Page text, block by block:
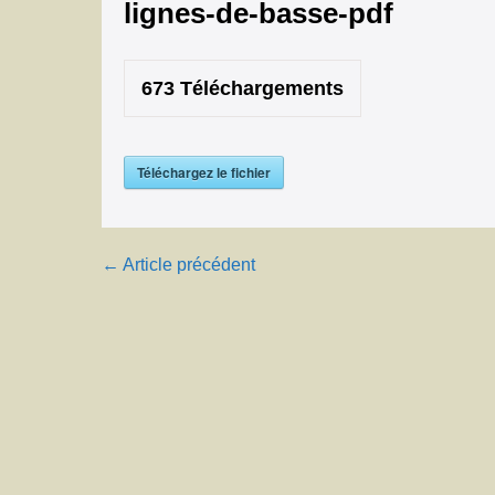
lignes-de-basse-pdf
673 Téléchargements
Téléchargez le fichier
Navigation
← Article précédent